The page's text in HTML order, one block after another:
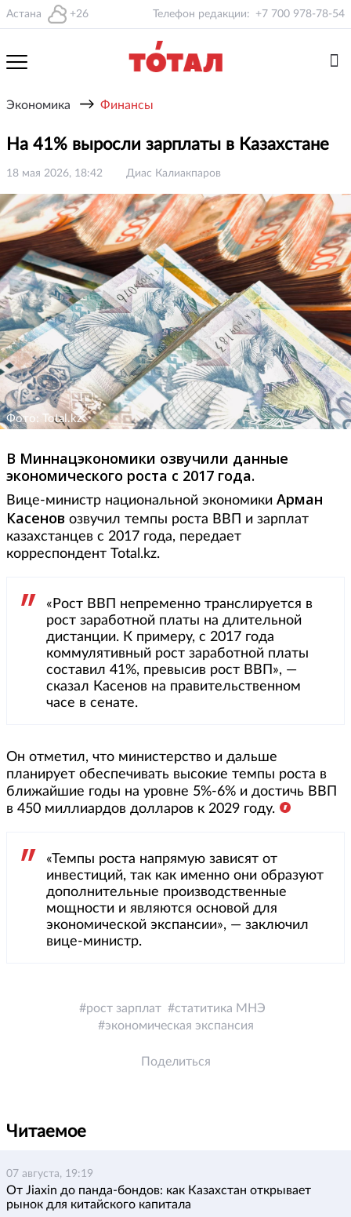
Астана +26 Телефон редакции: +7 700 978-78-54
Экономика → Финансы
На 41% выросли зарплаты в Казахстане
18 мая 2026, 18:42 Диас Калиакпаров
Фото: Total.kz
В Миннацэкономики озвучили данные
экономического роста с 2017 года.
Вице-министр национальной экономики Арман
Касенов озвучил темпы роста ВВП и зарплат
казахстанцев с 2017 года, передает
корреспондент Total.kz.
«Рост ВВП непременно транслируется в
рост заработной платы на длительной
дистанции. К примеру, с 2017 года
коммулятивный рост заработной платы
составил 41%, превысив рост ВВП», —
сказал Касенов на правительственном
часе в сенате.
Он отметил, что министерство и дальше
планирует обеспечивать высокие темпы роста в
ближайшие годы на уровне 5%-6% и достичь ВВП
в 450 миллиардов долларов к 2029 году.
«Темпы роста напрямую зависят от
инвестиций, так как именно они образуют
дополнительные производственные
мощности и являются основой для
экономической экспансии», — заключил
вице-министр.
рост зарплат
статитика МНЭ
экономическая экспансия
Поделиться
Читаемое
07 августа, 19:19
От Jiaxin до панда-бондов: как Казахстан открывает
рынок для китайского капитала